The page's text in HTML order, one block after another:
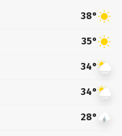
38°
35°
34°
34°
28°